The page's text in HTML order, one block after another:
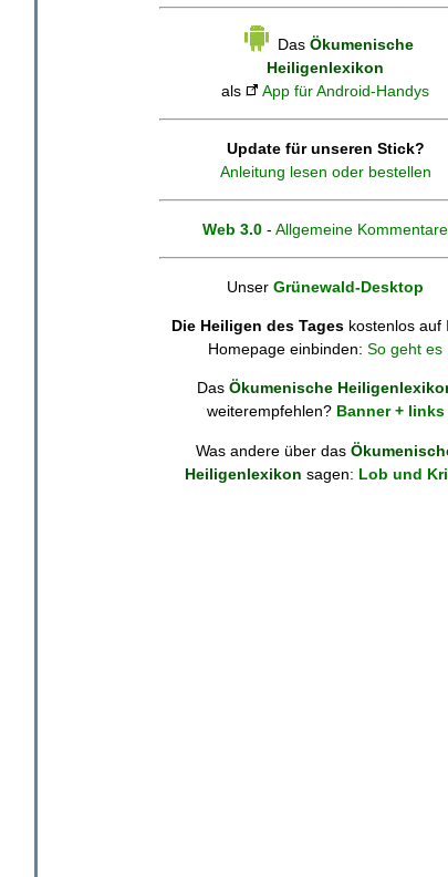
Das Ökumenische
Heiligenlexikon
als
App für Android-Handys
Update für unseren Stick?
Anleitung lesen oder bestellen
Web 3.0 - Allgemeine Kommentare
Unser Grünewald-Desktop
Die Heiligen des Tages kostenlos auf
Homepage einbinden: So geht es
Das Ökumenische
weiterempfehlen? Banner + links
Was andere über das
Heiligenlexikon sagen: Lob und